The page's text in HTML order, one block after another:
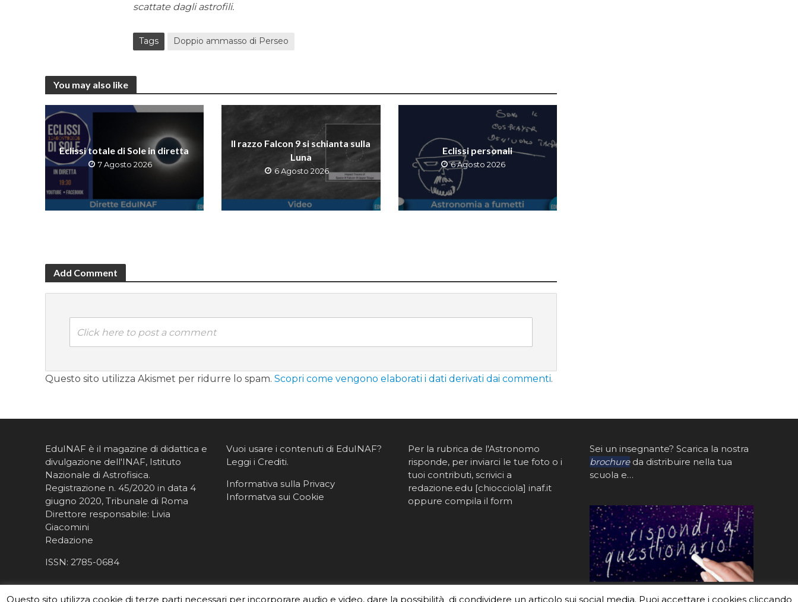
scattate dagli astrofili.
Tags Doppio ammasso di Perseo
You may also like
Eclissi totale di Sole in diretta
7 Agosto 2026
Il razzo Falcon 9 si schianta sulla
Luna
6 Agosto 2026
Eclissi personali
6 Agosto 2026
Add Comment
Click here to post a comment
Questo sito utilizza Akismet per ridurre lo spam. Scopri come vengono elaborati i dati derivati dai commenti.
EduINAF è il magazine di didattica e
divulgazione dell'INAF, Istituto
Nazionale di Astrofisica.
Registrazione n. 45/2020 in data 4
giugno 2020, Tribunale di Roma
Direttore responsabile: Livia
Giacomini
Redazione
ISSN: 2785-0684
Vuoi usare i contenuti di EduINAF?
Leggi i Crediti.
Informativa sulla Privacy
Informatva sui Cookie
Per la rubrica de l'Astronomo
risponde, per inviarci le tue foto o i
tuoi contributi, scrivici a
redazione.edu [chiocciola] inaf.it
oppure compila il form
Sei un insegnante? Scarica la nostra
brochureda distribuire nella tua
scuola e…
Questo sito utilizza cookie di terze parti necessari per incorporare audio e video, dare la possibilità di condividere un articolo sui social media. Puoi accettare i cookies cliccando